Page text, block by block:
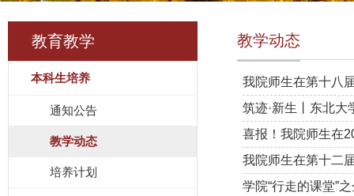
教育教学
本科生培养
通知公告
教学动态
培养计划
教学动态
我院师生在第十八
筑迹·新生丨东北
喜报！我院师生在
我院师生在第十二
学院“行走的课堂”